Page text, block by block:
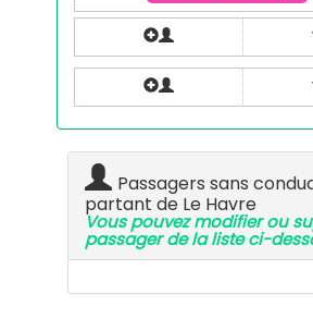
Passagers sans
partant de Le Havre
Vous pouvez modifier ou
passager de la liste ci-